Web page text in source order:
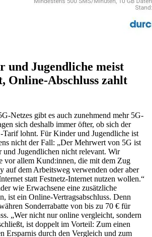
und Jugendliche meist
Online-Abschluss zahlt
Netzes gibt es auch zunehmend mehr 5G-
sich deshalb immer öfter, ob sich der
lohnt. Für Kinder und Jugendliche ist
nicht der Fall: „Der Mehrwert von 5G ist
Jugendlichen nicht relevant. Wir
vor allem Kund:innen, die mit dem Zug
auf dem Arbeitsweg verwenden oder aber
statt Festnetz-Internet nutzen wollen.“
wie Erwachsene eine zusätzliche
ist ein Online-Vertragsabschluss. Denn
Sonderrabatte von bis zu 70 € für
„Wer nicht nur online vergleicht, sondern
ist doppelt im Vorteil: Zum einen
Ersparnis durch den Vergleich und zum